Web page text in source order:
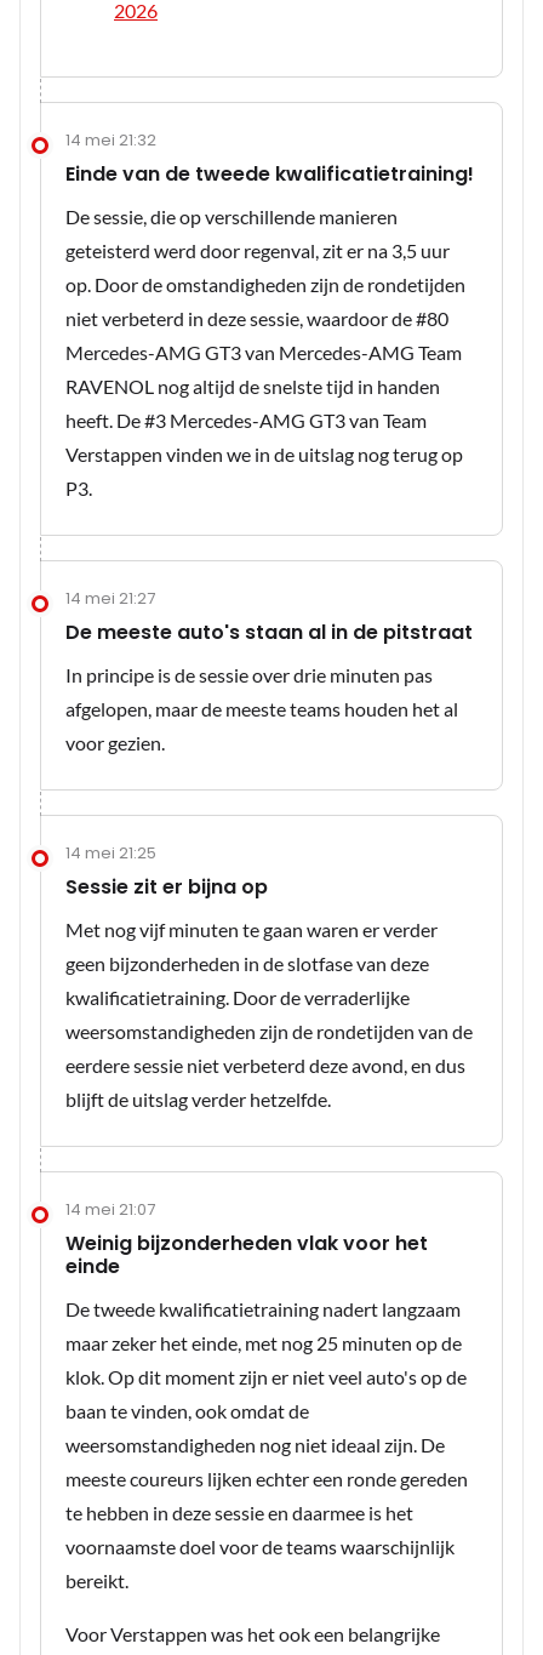
2026
14 mei 21:32
Einde van de tweede kwalificatietraining!
De sessie, die op verschillende manieren
geteisterd werd door regenval, zit er na 3,5 uur
op. Door de omstandigheden zijn de rondetijden
niet verbeterd in deze sessie, waardoor de #80
Mercedes-AMG GT3 van Mercedes-AMG Team
RAVENOL nog altijd de snelste tijd in handen
heeft. De #3 Mercedes-AMG GT3 van Team
Verstappen vinden we in de uitslag nog terug op
P3.
14 mei 21:27
De meeste auto's staan al in de pitstraat
In principe is de sessie over drie minuten pas
afgelopen, maar de meeste teams houden het al
voor gezien.
14 mei 21:25
Sessie zit er bijna op
Met nog vijf minuten te gaan waren er verder
geen bijzonderheden in de slotfase van deze
kwalificatietraining. Door de verraderlijke
weersomstandigheden zijn de rondetijden van de
eerdere sessie niet verbeterd deze avond, en dus
blijft de uitslag verder hetzelfde.
14 mei 21:07
Weinig bijzonderheden vlak voor het
einde
De tweede kwalificatietraining nadert langzaam
maar zeker het einde, met nog 25 minuten op de
klok. Op dit moment zijn er niet veel auto's op de
baan te vinden, ook omdat de
weersomstandigheden nog niet ideaal zijn. De
meeste coureurs lijken echter een ronde gereden
te hebben in deze sessie en daarmee is het
voornaamste doel voor de teams waarschijnlijk
bereikt.
Voor Verstappen was het ook een belangrijke